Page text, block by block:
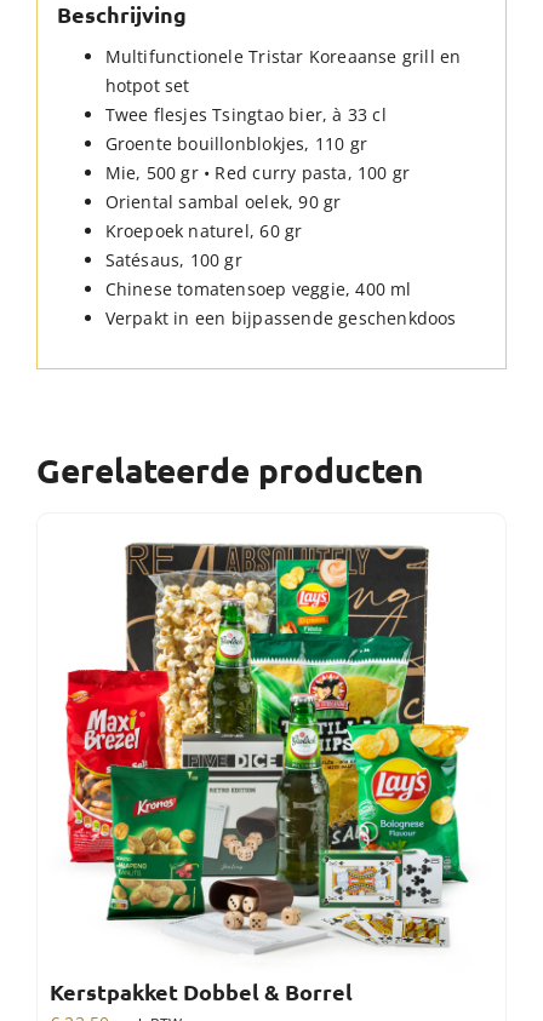
Beschrijving
Multifunctionele Tristar Koreaanse grill en
hotpot set
Twee flesjes Tsingtao bier, à 33 cl
Groente bouillonblokjes, 110 gr
Mie, 500 gr • Red curry pasta, 100 gr
Oriental sambal oelek, 90 gr
Kroepoek naturel, 60 gr
Satésaus, 100 gr
Chinese tomatensoep veggie, 400 ml
Verpakt in een bijpassende geschenkdoos
Gerelateerde producten
Kerstpakket Dobbel & Borrel